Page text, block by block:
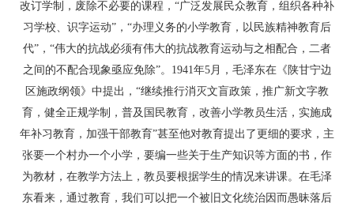
改订学制，废除不必要的课程，“广泛发展民众教育，组织各种补
习学校、识字运动”，“办理义务的小学教育，以民族精神教育后
代”，“伟大的抗战必须有伟大的抗战教育运动与之相配合，二者
之间的不配合现象亟应免除”。1941年5月，毛泽东在《陕甘宁边
区施政纲领》中提出，“继续推行消灭文盲政策，推广新文字教
育，健全正规学制，普及国民教育，改善小学教员生活，实施成
年补习教育，加强干部教育”甚至他对教育提出了更细的要求，主
张要一个村办一个小学，要编一些关于生产知识等方面的书，作
为教材，在教学方法上，教员要根据学生的情况来讲课。在毛泽
东看来，通过教育，我们可以把一个被旧文化统治因而愚昧落后